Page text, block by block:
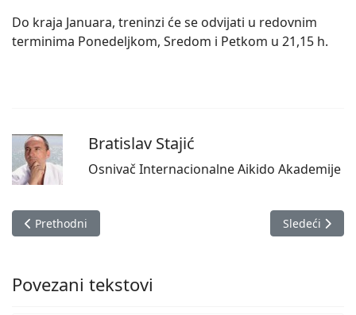
Do kraja Januara, treninzi će se odvijati u redovnim
terminima Ponedeljkom, Sredom i Petkom u 21,15 h.
Bratislav Stajić
Osnivač Internacionalne Aikido Akademije
Prethodni članak: Dostupnost sajta
Prethodni Sledeći
Sledeći
Povezani tekstovi